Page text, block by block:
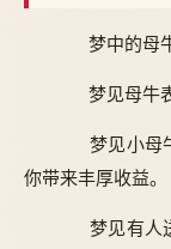
梦中的母牛
梦见母牛表
梦见小母牛
你带来丰厚收益。
梦见有人送